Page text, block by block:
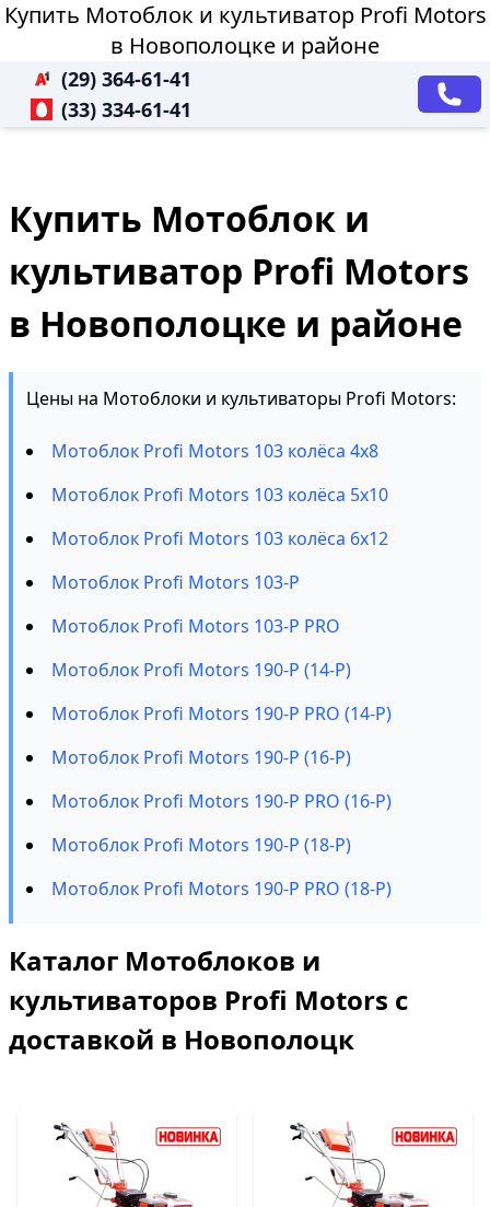
Купить Мотоблок и культиватор Profi Motors
в Новополоцке и районе
(29) 364-61-41
(33) 334-61-41
Купить Мотоблок и
культиватор Profi Motors
в Новополоцке и районе
Цены на Мотоблоки и культиваторы Profi Motors:
Мотоблок Profi Motors 103 колёса 4х8
Мотоблок Profi Motors 103 колёса 5х10
Мотоблок Profi Motors 103 колёса 6х12
Мотоблок Profi Motors 103-P
Мотоблок Profi Motors 103-P PRO
Мотоблок Profi Motors 190-P (14-P)
Мотоблок Profi Motors 190-P PRO (14-P)
Мотоблок Profi Motors 190-P (16-P)
Мотоблок Profi Motors 190-P PRO (16-P)
Мотоблок Profi Motors 190-P (18-P)
Мотоблок Profi Motors 190-P PRO (18-P)
Каталог Мотоблоков и
культиваторов Profi Motors с
доставкой в Новополоцк